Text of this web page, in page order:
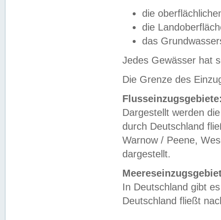
die
die
das
Jedes Gewässer hat
Die Grenze des
Dargestellt werden
durch Deutschland
Warnow / Peene,
dargestellt.
In Deutschland gibt
Deutschland fließt